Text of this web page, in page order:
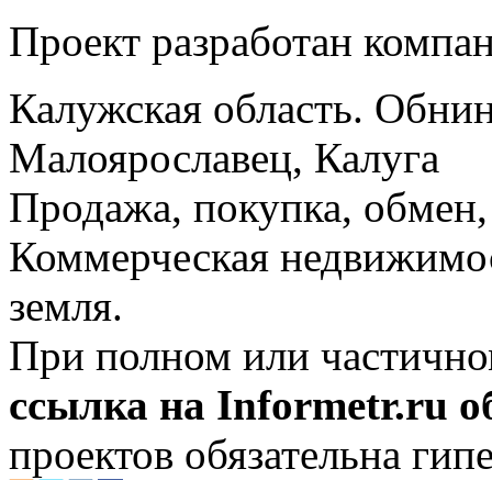
Проект разработан
Калужская область.
Малоярославец, Калуга
Продажа, покупка, обмен,
Коммерческая
земля.
При полном или
ссылка на Informetr.ru
проектов обязательна